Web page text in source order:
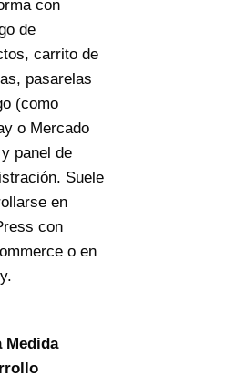
con
de
carrito de
pasarelas
(como
o Mercado
panel de
Suele
en
con
o en
Medida